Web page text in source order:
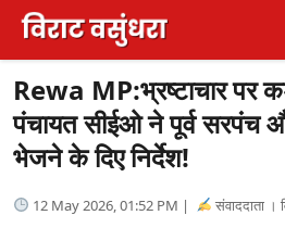
Skip
content
Rewa MP:भ्रष्टाचार पर
पंचायत सीईओ ने पूर्व सरपंच
भेजने के दिए निर्देश!
12 May 2026, 01:52 PM | संवाददाता ।